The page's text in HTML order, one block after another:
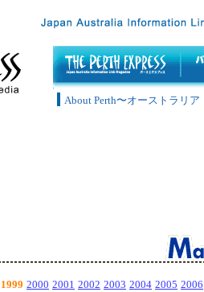
About Perth〜オーストラリ
1999 2000 2001 2002 2003 2004 2005 2006